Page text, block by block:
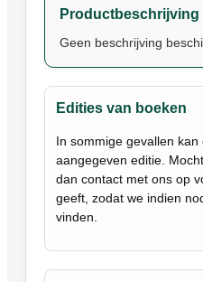
Productbeschrijving
Geen beschrijving
Edities van boeken
In sommige gevallen
aangegeven editie.
dan contact met ons op
geeft, zodat we indien
vinden.